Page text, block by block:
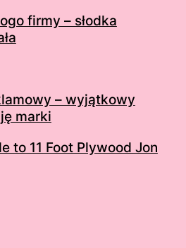
firmy – słodka
– wyjątkowy
marki
to 11 Foot Plywood Jon